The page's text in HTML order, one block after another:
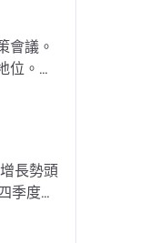
會議。
位。他
注。
長勢頭
季度布
需求端